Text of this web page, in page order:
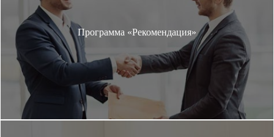
Программа «Рекомендация»